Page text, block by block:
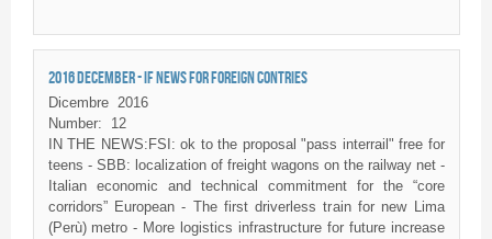
2016 DECEMBER - IF NEWS FOR FOREIGN CONTRIES
Dicembre 2016
Number:
12
IN THE NEWS:FSI: ok to the proposal "pass interrail" free for
teens - SBB: localization of freight wagons on the railway net -
Italian economic and technical commitment for the “core
corridors” European - The first driverless train for new Lima
(Perù) metro - More logistics infrastructure for future increase